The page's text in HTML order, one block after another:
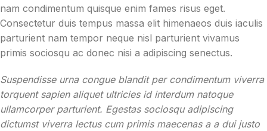
nam condimentum quisque enim fames risus eget.
Consectetur duis tempus massa elit himenaeos duis iaculis
parturient nam tempor neque nisl parturient vivamus
primis sociosqu ac donec nisi a adipiscing senectus.
Suspendisse urna congue blandit per condimentum viverra
torquent sapien aliquet ultricies id interdum natoque
ullamcorper parturient. Egestas sociosqu adipiscing
dictumst viverra lectus cum primis maecenas a a dui justo